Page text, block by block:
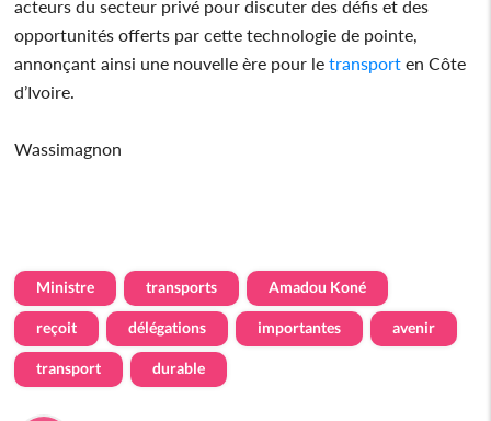
acteurs du secteur privé pour discuter des défis et des
opportunités offerts par cette technologie de pointe,
annonçant ainsi une nouvelle ère pour le transport en Côte
d’Ivoire.
Wassimagnon
Ministre transports Amadou Koné
reçoit délégations importantes avenir
transport durable